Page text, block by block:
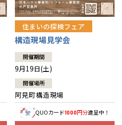
住まいの探検フェア
構造現場見学会
開催期間
9月19日(土)
開催場所
阿見町構造現場
QUOカード1000円分進呈中！